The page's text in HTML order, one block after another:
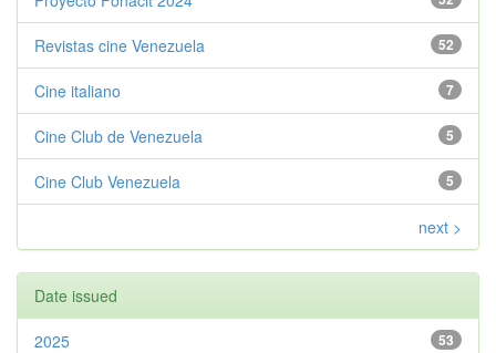
52
Revistas cine Venezuela
7
Cine italiano
5
Cine Club de Venezuela
5
Cine Club Venezuela
next >
Date issued
53
2025